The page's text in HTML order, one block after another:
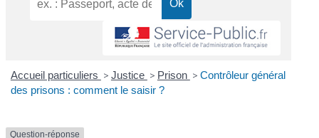
Accueil particuliers > Justice > Prison > Contrôleur général
des prisons : comment le saisir ?
Question-réponse